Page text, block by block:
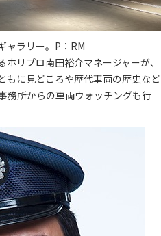
ャラリー。P：RM
リプロ南田裕介マネージャーが、
もに見どころや歴代車両の歴史など
務所からの車両ウォッチングも行